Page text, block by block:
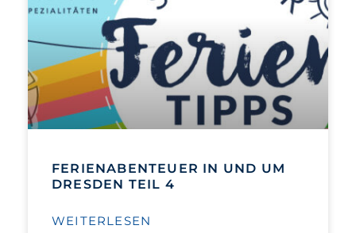
FERIENABENTEUER IN UND UM
DRESDEN TEIL 4
WEITERLESEN